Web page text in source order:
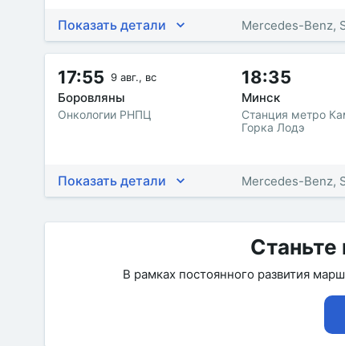
Показать детали Mercedes-Benz,
17:55 9 авг., вс
Боровляны
Онкологии РНПЦ
18:35
Минск
Станция метро
Горка Лодэ
Показать детали Mercedes-Benz,
Станьте
В рамках постоянного развития